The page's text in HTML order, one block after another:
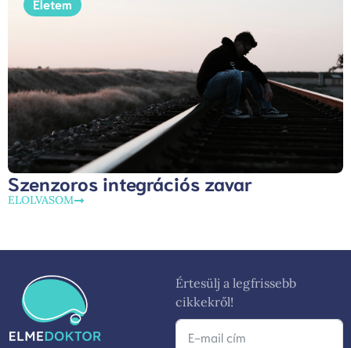
Életem
Szenzoros integrációs zavar
ELOLVASOM
Értesülj a legfrissebb
cikkekről!